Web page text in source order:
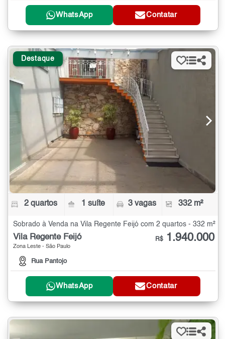
WhatsApp Contatar
Destaque
2 quartos 1 suíte 3 vagas 332 m²
Sobrado à Venda na Vila Regente Feijó com 2 quartos - 332 m²
Vila Regente Feijó
Zona Leste - São Paulo
Rua Pantojo
R$ 1.940.000
WhatsApp Contatar